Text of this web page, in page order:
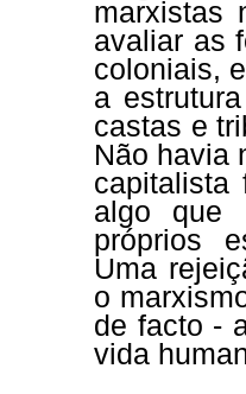
marxistas
avaliar as
coloniais,
a
castas e
Não havia
capitalista
algo que
próprios
Uma
o
de facto -
vida